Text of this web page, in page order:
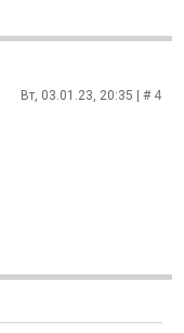
Вт, 03.01.23, 20:35 | # 4